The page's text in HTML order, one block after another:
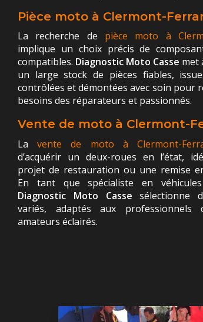
Pièce moto à Clermont-
La recherche de pièce moto à
implique un choix précis de
compatibles. Diagnostic Moto Casse met
un large stock de pièces fiables,
contrôlées et démontées avec soin pour
besoins des réparateurs et passionnés.
Vente de moto à Clermont-
Lavente de moto à Clermont-
d’acquérir un deux-roues en l’état,
projet de restauration ou une remise
En tant que spécialiste en véhicules
Diagnostic Moto Casse sélectionne
variés, adaptés aux professionnels
amateurs éclairés.